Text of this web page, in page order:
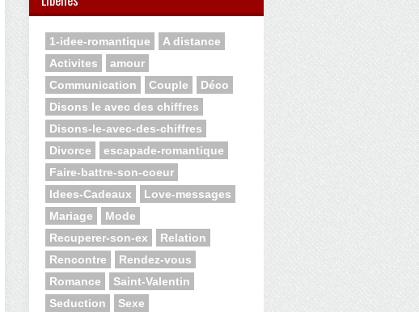
1-idee-romantique
A distance
Activites
amour
Communication
Couple
Déco
Disons le avec des chiffres
Disons-le-avec-des-chiffres
Divorce
escapade-romantique
Faire-battre-son-coeur
Idees-Cadeaux
Love-messages
Mariage
Mode
Recuperer-son-ex
Relation
Rencontre
Rendez-vous
Romance
Saint-Valentin
Seduction
Sexe